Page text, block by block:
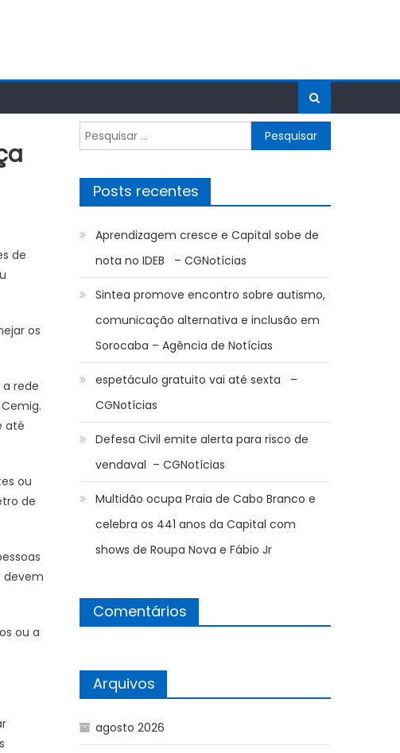
de
os
rede
até
ou
de
devem
ou a
Pesquisar
por:
Posts recentes
Aprendizagem cresce e Capital sobe de
nota no IDEB – CGNotícias
Sintea promove encontro sobre autismo,
comunicação alternativa e inclusão em
Sorocaba – Agência de Notícias
espetáculo gratuito vai até sexta –
CGNotícias
Defesa Civil emite alerta para risco de
vendaval – CGNotícias
Multidão ocupa Praia de Cabo Branco e
celebra os 441 anos da Capital com
shows de Roupa Nova e Fábio Jr
Comentários
Arquivos
agosto 2026